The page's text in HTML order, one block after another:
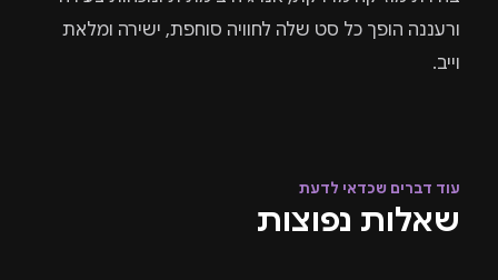
ורעננה הופך כל סט שלה לחוויה סוחפת, ישירה ומלאת
וייב.
עוד דברים שכדאי לדעת
שאלות נפוצות